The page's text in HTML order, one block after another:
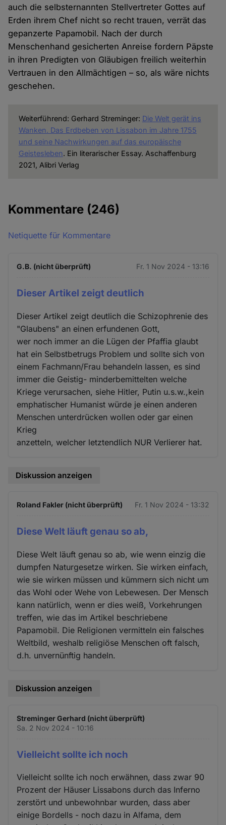
auch die selbsternannten Stellvertreter Gottes auf
Erden ihrem Chef nicht so recht trauen, verrät das
gepanzerte Papamobil. Nach der durch
Menschenhand gesicherten Anreise fordern Päpste
in ihren Predigten von Gläubigen freilich weiterhin
Vertrauen in den Allmächtigen – so, als wäre nichts
geschehen.
Weiterführend: Gerhard Streminger: Die Welt gerät ins
Wanken. Das Erdbeben von Lissabon im Jahre 1755
und seine Nachwirkungen auf das europäische
Geistesleben. Ein literarischer Essay. Aschaffenburg
2021, Alibri Verlag
Kommentare (246)
Netiquette für Kommentare
G.B. (nicht überprüft) Fr. 1 Nov 2024 - 13:16
Dieser Artikel zeigt deutlich
Dieser Artikel zeigt deutlich die Schizophrenie des
"Glaubens" an einen erfundenen Gott,
wer noch immer an die Lügen der Pfaffia glaubt
hat ein Selbstbetrugs Problem und sollte sich von
einem Fachmann/Frau behandeln lassen, es sind
immer die Geistig- minderbemittelten welche
Kriege verursachen, siehe Hitler, Putin u.s.w.,kein
emphatischer Humanist würde je einen anderen
Menschen unterdrücken wollen oder gar einen
Krieg
anzetteln, welcher letztendlich NUR Verlierer hat.
Diskussion anzeigen
Roland Fakler (nicht überprüft) Fr. 1 Nov 2024 - 13:32
Diese Welt läuft genau so ab,
Diese Welt läuft genau so ab, wie wenn einzig die
dumpfen Naturgesetze wirken. Sie wirken einfach,
wie sie wirken müssen und kümmern sich nicht um
das Wohl oder Wehe von Lebewesen. Der Mensch
kann natürlich, wenn er dies weiß, Vorkehrungen
treffen, wie das im Artikel beschriebene
Papamobil. Die Religionen vermitteln ein falsches
Weltbild, weshalb religiöse Menschen oft falsch,
d.h. unvernünftig handeln.
Diskussion anzeigen
Streminger Gerhard (nicht überprüft)
Sa. 2 Nov 2024 - 10:16
Vielleicht sollte ich noch
Vielleicht sollte ich noch erwähnen, dass zwar 90
Prozent der Häuser Lissabons durch das Inferno
zerstört und unbewohnbar wurden, dass aber
einige Bordells - noch dazu in Alfama, dem